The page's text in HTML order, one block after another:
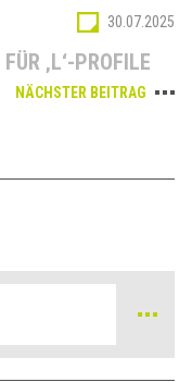
30.07.2025
‚L‘-PROFILE
NÄCHSTER BEITRAG